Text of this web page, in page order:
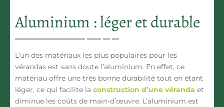
Aluminium : léger et durable
L’un des matériaux les plus populaires pour les
vérandas est sans doute l’aluminium. En effet, ce
matériau offre une très bonne durabilité tout en étant
léger, ce qui facilite la construction d’une véranda et
diminue les coûts de main-d’œuvre. L’aluminium est